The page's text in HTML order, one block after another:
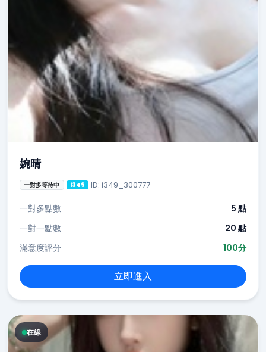
婉晴
一對多等待中 i349 ID: i349_300777
一對多點數
5 點
一對一點數
20 點
滿意度評分
100分
立即進入
在線